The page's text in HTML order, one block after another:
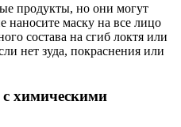
продукты, но они могут
наносите маску на все лицо
состава на сгиб локтя или
нет зуда, покраснения или
химическими